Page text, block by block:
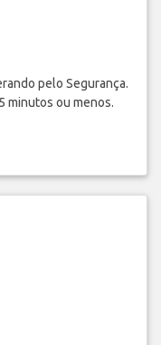
pelo Segurança.
minutos ou menos.